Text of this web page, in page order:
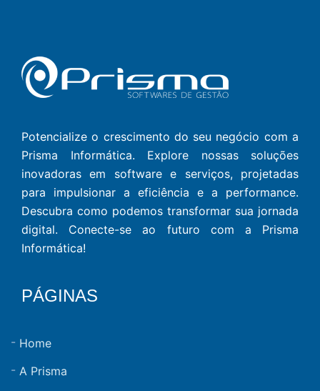
Potencialize o crescimento do seu negócio com a
Prisma Informática. Explore nossas soluções
inovadoras em software e serviços, projetadas
para impulsionar a eficiência e a performance.
Descubra como podemos transformar sua jornada
digital. Conecte-se ao futuro com a Prisma
Informática!
PÁGINAS
Home
A Prisma